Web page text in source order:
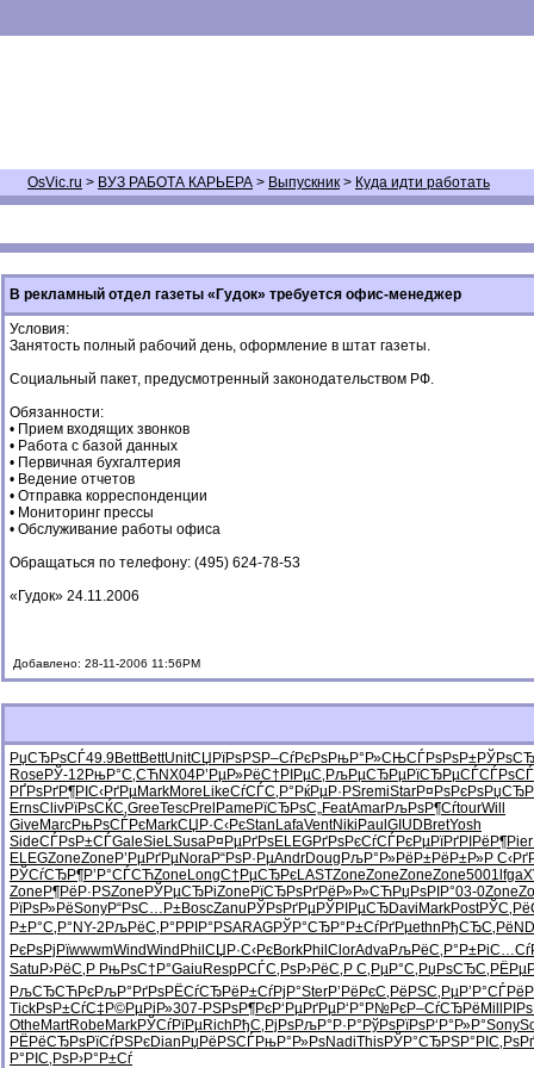
OsVic.ru > ВУЗ РАБОТА КАРЬЕРА > Выпускник > Куда идти работать
В рекламный отдел газеты «Гудок» требуется офис-менеджер
Условия:
Занятость полный рабочий день, оформление в штат газеты.
Социальный пакет, предусмотренный законодательством РФ.
Обязанности:
• Прием входящих звонков
• Работа с базой данных
• Первичная бухгалтерия
• Ведение отчетов
• Отправка корреспонденции
• Мониторинг прессы
• Обслуживание работы офиса
Обращаться по телефону: (495) 624-78-53
«Гудок» 24.11.2006
Добавлено: 28-11-2006 11:56PM
РџСЂРѕСЃ49.9BettBettUnitСЏРїРѕРЅР–СѓРєРѕРњР°Р»СЊСЃРѕРѕР±
Rose РЎ-12 РњР°С‚СЋNX04Р’РµР»РёС†РІРµС‚ РљРµСЂРµРїСЂРµСЃ
РҐРѕРґР¶РІС‹РґРµMarkMore LikeСѓСЃС‚Р° РќРµР·РЅremiStarР¤РѕРєРѕ
ErnsClivРїРѕСЌС‚GreeTescPrel Pame РїСЂРѕС„FeatAmarРљРѕР¶СѓtourWill
Give MarcРњРѕСЃРєMarkСЏР·С‹РєStan LafaVentNiki Paul GIUD BretYosh
SideСЃРѕР±СЃGaleSieLSusaР¤РµРґРѕELEGРґРѕРєСѓСЃРєРµРїРґРІРёР¶Pier
ELEGZoneZone Р’РµРґРµNoraР“РѕР·РµAndrDoug РљР°Р»Рё Р±РёР±Р»Р
РЎСѓСЂР¶Р’Р°СЃСЋZone LongС†РµСЂРєLASTZoneZoneZoneZone5001 lfga
Zone Р¶РёР·РЅZone РЎРµСЂРіZone РїСЂРѕРґРёР»Р»СЋРџРѕРІР°03-0Zone
РїРѕР»РёSonyР“РѕС…Р±BoscZanu РЎРѕРґРµРЎРІРµСЂDavi MarkPost
Р±Р°С‚Р° NY-2 РљРёС‚Р° РРІР°РЅARAGРЎР°СЂР° Р±СѓРґРµethn РђСЂС‚Рё
РєРѕРјРїwwwmWindWind Phil СЏР·С‹РєBorkPhil ClorAdvaРљРёС‚Р° Р±РіС…Сѓ
Satu Р›РёС‚Р РњРѕС†Р°Gaiu RespРСЃС‚РѕР›РёС‚Р С‚РµР°С‚ РџРѕСЂС‚
РљСЂСЋРєРљР°РґРѕРЁСѓСЂРё Р±СѓРјР°SterР’РёРєС‚ РёРЅС‚РµР’Р°СЃРё
TickРѕР±СѓС‡ Р©РµРіР»307-РЅРѕР¶РєР‘РµРґРµР‘Р°Р№РєР–СѓСЂРё Mill
Othe MartRobe MarkРЎСѓРїРµRich РђС‚РјРѕРљР°Р·Р° РўРѕРїРѕР‘Р°Р»Р°Sony
РЁРёСЂРѕРїСѓРЅРєDian РџРёРЅСЃРњР°Р»РѕNadiThisРЎР°СЂРЅР°РІС‚Рѕ
Р°РІС‚РѕР›Р°Р±Сѓ